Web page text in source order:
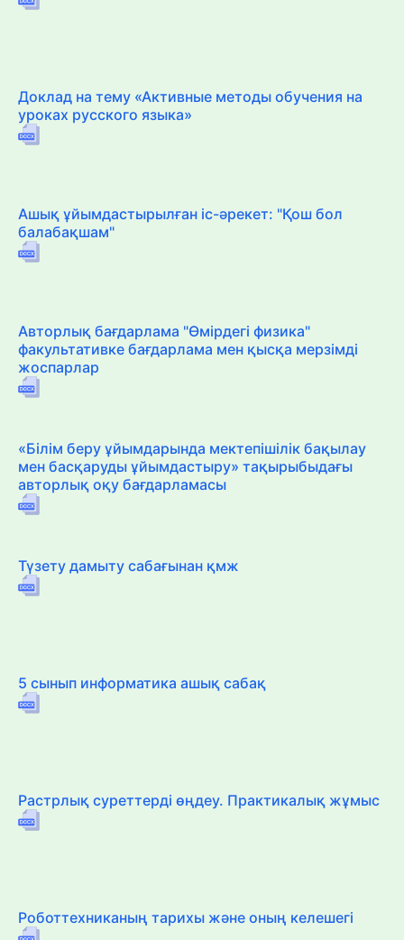
Доклад на тему «Активные методы обучения на
уроках русского языка»
Ашық ұйымдастырылған іс-әрекет: "Қош бол
балабақшам"
Авторлық бағдарлама "Өмірдегі физика"
факультативке бағдарлама мен қысқа мерзімді
жоспарлар
«Білім беру ұйымдарында мектепішілік бақылау
мен басқаруды ұйымдастыру» тақырыбыдағы
авторлық оқу бағдарламасы
Түзету дамыту сабағынан қмж
5 сынып информатика ашық сабақ
Растрлық суреттерді өңдеу. Практикалық жұмыс
Роботтехниканың тарихы және оның келешегі